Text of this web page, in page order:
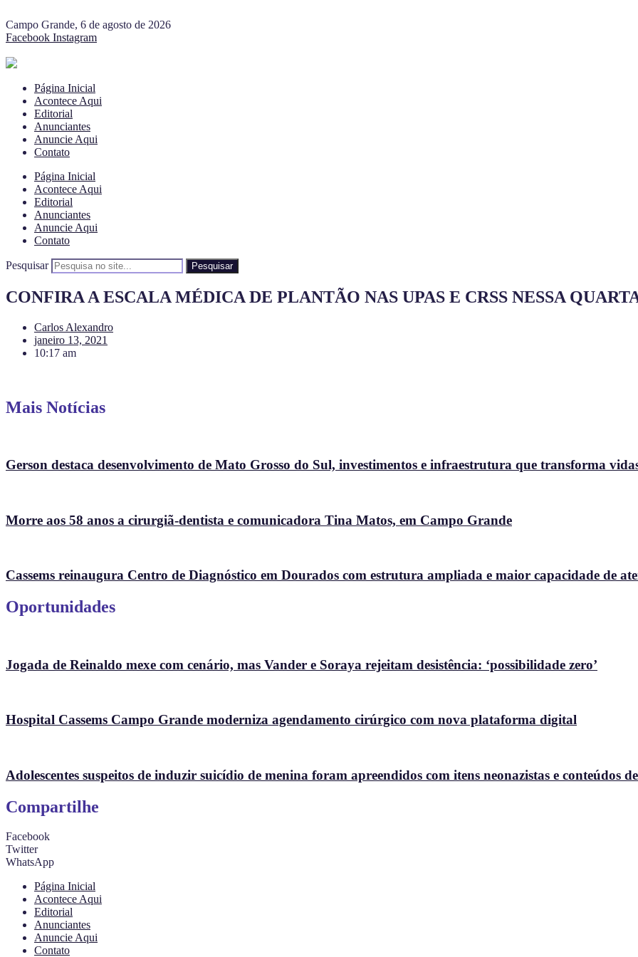
Campo Grande, 6 de agosto de 2026
Facebook Instagram
Página Inicial
Acontece Aqui
Editorial
Anunciantes
Anuncie Aqui
Contato
Página Inicial
Acontece Aqui
Editorial
Anunciantes
Anuncie Aqui
Contato
Pesquisar Pesquisar
CONFIRA A ESCALA MÉDICA DE PLANTÃO NAS UPAS E CRSS NESSA
Carlos Alexandro
janeiro 13, 2021
10:17 am
Mais Notícias
Gerson destaca desenvolvimento de Mato Grosso do Sul, investimentos e infraestrutura que transforma
Morre aos 58 anos a cirurgiã-dentista e comunicadora Tina Matos, em Campo Grande
Cassems reinaugura Centro de Diagnóstico em Dourados com estrutura ampliada e maior capacidade de
Oportunidades
Jogada de Reinaldo mexe com cenário, mas Vander e Soraya rejeitam desistência: ‘possibilidade zero’
Hospital Cassems Campo Grande moderniza agendamento cirúrgico com nova plataforma digital
Adolescentes suspeitos de induzir suicídio de menina foram apreendidos com itens neonazistas e conteúdos
Compartilhe
Facebook
Twitter
WhatsApp
Página Inicial
Acontece Aqui
Editorial
Anunciantes
Anuncie Aqui
Contato